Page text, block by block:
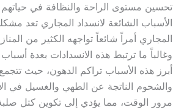
تحسين مستوى الراحة والنظافة في حياتهم
الأسباب الشائعة لانسداد المجاري تعد
المجاري أمراً شائعاً تواجهه الكثير من
وغالباً ما ترتبط هذه الانسدادات بعدة
أبرز هذه الأسباب تراكم الدهون، حيث
والشحوم الناتجة عن الطهي والغسيل في
مرور الوقت، مما يؤدي إلى تكوين كتل